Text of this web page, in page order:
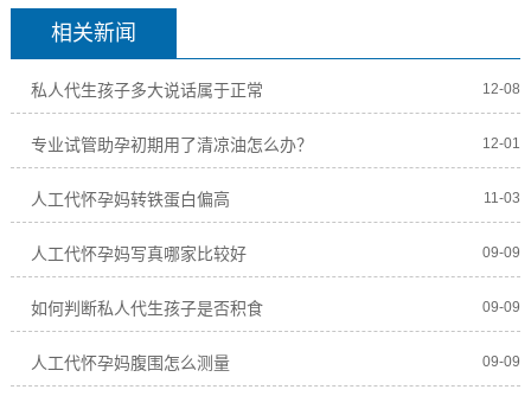
相关新闻
私人代生孩子多大说话属于正常 12-08
专业试管助孕初期用了清凉油怎么办？ 12-01
人工代怀孕妈转铁蛋白偏高 11-03
人工代怀孕妈写真哪家比较好 09-09
如何判断私人代生孩子是否积食 09-09
人工代怀孕妈腹围怎么测量 09-09